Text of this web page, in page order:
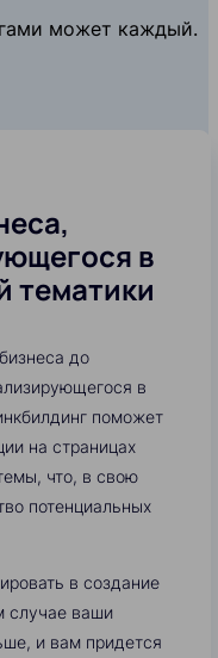
может каждый.
в
тематики
до
в
поможет
на страницах
что, в свою
потенциальных
в создание
случае ваши
и вам придется